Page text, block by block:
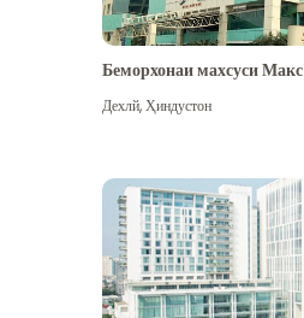
Беморхонаи махсуси Макс
Дехлй,Ҳиндустон